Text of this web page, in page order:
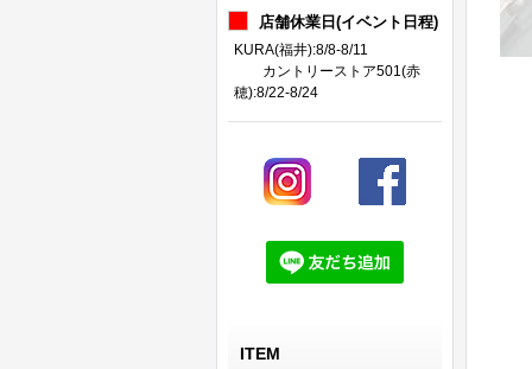
店舗休業日(イベント日程)
KURA(福井):8/8-8/11
カントリーストア501(赤
穂):8/22-8/24
ITEM